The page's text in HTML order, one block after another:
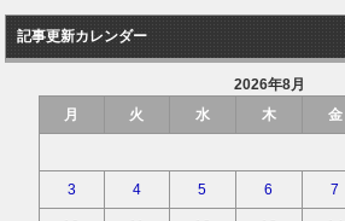
記事更新カレンダー
2026年8月
月
火 水 木 金
3 4 5 6 7